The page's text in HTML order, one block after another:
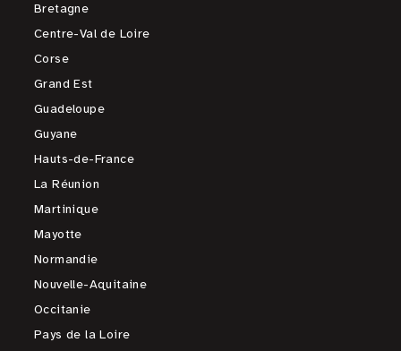
Bretagne
Centre-Val de Loire
Corse
Grand Est
Guadeloupe
Guyane
Hauts-de-France
La Réunion
Martinique
Mayotte
Normandie
Nouvelle-Aquitaine
Occitanie
Pays de la Loire